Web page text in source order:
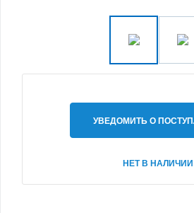
УВЕДОМИТЬ О
НЕТ В НАЛИЧИИ